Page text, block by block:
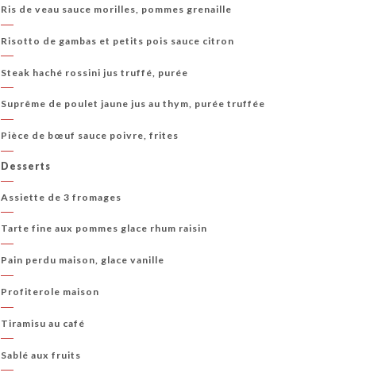
Ris de veau sauce morilles, pommes grenaille
Risotto de gambas et petits pois sauce citron
Steak haché rossini jus truffé, purée
Suprême de poulet jaune jus au thym, purée truffée
Pièce de bœuf sauce poivre, frites
Desserts
Assiette de 3 fromages
Tarte fine aux pommes glace rhum raisin
Pain perdu maison, glace vanille
Profiterole maison
Tiramisu au café
Sablé aux fruits